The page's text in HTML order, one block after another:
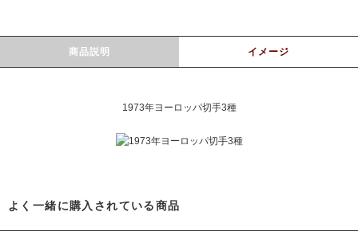
商品説明 イメージ
1973年ヨーロッパ切手3種
よく一緒に購入されている商品